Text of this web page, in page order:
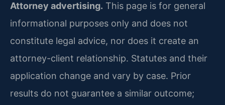
Attorney advertising. This page is for general
informational purposes only and does not
constitute legal advice, nor does it create an
attorney-client relationship. Statutes and their
application change and vary by case. Prior
results do not guarantee a similar outcome;